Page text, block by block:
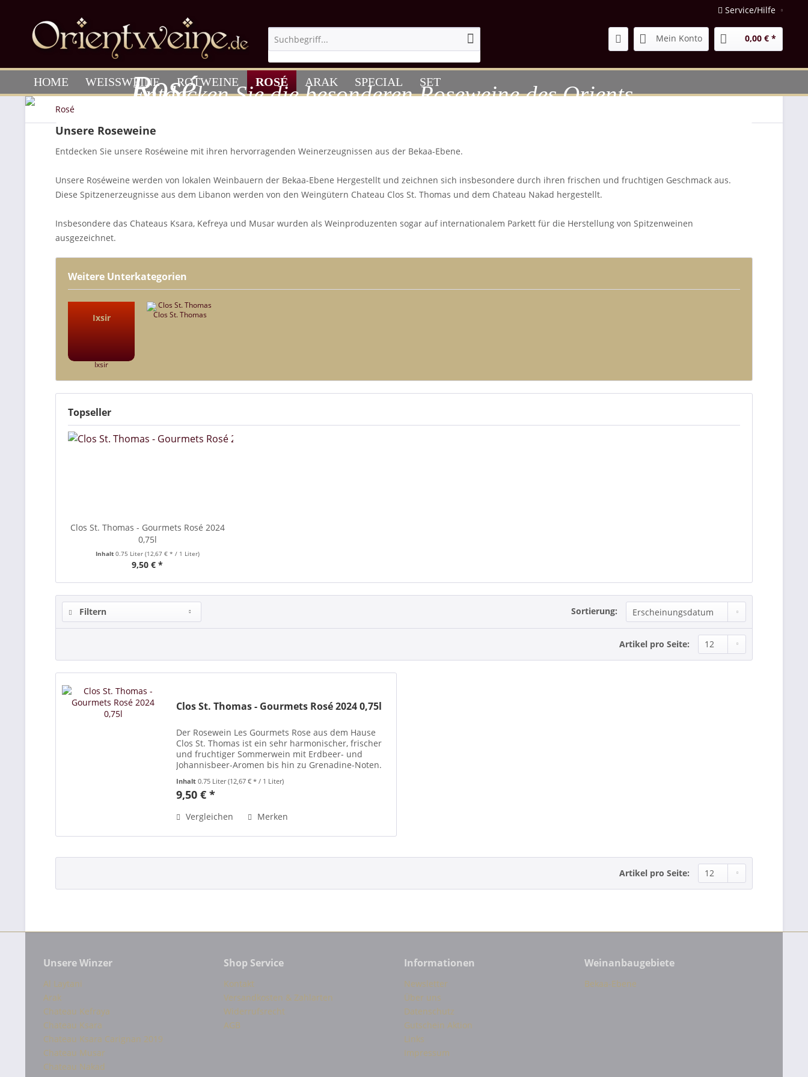
Service/Hilfe
Mein Konto 0,00 € *
HOME WEISSWEINE ROTWEINE ROSÉ ARAK SPECIAL SET
Rosé
Rosé
Entdecken Sie die besonderen Roseweine des Orients
Unsere Roseweine
Entdecken Sie unsere Roséweine mit ihren hervorragenden Weinerzeugnissen aus der Bekaa-Ebene.
Unsere Roséweine werden von lokalen Weinbauern der Bekaa-Ebene Hergestellt und zeichnen sich insbesondere durch ihren frischen und fruchtigen Geschmack aus.
Diese Spitzenerzeugnisse aus dem Libanon werden von den Weingütern Chateau Clos St. Thomas und dem Chateau Nakad hergestellt.
Insbesondere das Chateaus Ksara, Kefreya und Musar wurden als Weinproduzenten sogar auf internationalem Parkett für die Herstellung von Spitzenweinen
ausgezeichnet.
Weitere Unterkategorien
Ixsir
Ixsir
Clos St. Thomas
Topseller
Clos St. Thomas - Gourmets Rosé 2024
0,75l
Inhalt 0.75 Liter (12,67 € * / 1 Liter)
9,50 € *
Filtern Sortierung:
Artikel pro Seite:
Clos St. Thomas - Gourmets Rosé 2024 0,75l
Der Rosewein Les Gourmets Rose aus dem Hause
Clos St. Thomas ist ein sehr harmonischer, frischer
und fruchtiger Sommerwein mit Erdbeer- und
Johannisbeer-Aromen bis hin zu Grenadine-Noten.
Inhalt0.75 Liter(12,67 € * / 1 Liter)
9,50 € *
Vergleichen Merken
Artikel pro Seite:
Unsere Winzer
Al Laytani
Arak
Chateau Kefraya
Chateau Ksara
Chateau Ksara Carignan 2019
Chateau Musar
Chateau Nakad
Shop Service
Kontakt
Versandkosten & Zahlarten
Widerrufsrecht
AGB
Informationen
Newsletter
Über uns
Datenschutz
Gutschein Aktion
Links
Impressum
Weinanbaugebiete
Bekaa-Ebene